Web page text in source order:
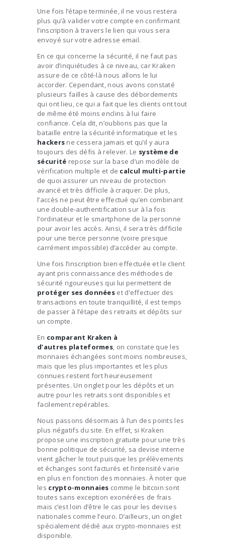
Une fois l’étape terminée, il ne vous restera
plus qu’à valider votre compte en confirmant
l’inscription à travers le lien qui vous sera
envoyé sur votre adresse email.
En ce qui concerne la sécurité, il ne faut pas
avoir d’inquiétudes à ce niveau, car Kraken
assure de ce côté-là nous allons le lui
accorder. Cependant, nous avons constaté
plusieurs failles à cause des débordements
qui ont lieu, ce qui a fait que les clients ont tout
de même été moins enclins à lui faire
confiance. Cela dit, n’oublions pas que la
bataille entre la sécurité informatique et les
hackers ne cessera jamais et qu’il y aura
toujours des défis à relever. Le système de
sécurité repose sur la base d’un modèle de
vérification multiple et de calcul multi-partie
de quoi assurer un niveau de protection
avancé et très difficile à craquer. De plus,
l’accès ne peut être effectué qu’en combinant
une double-authentification sur à la fois
l’ordinateur et le smartphone de la personne
pour avoir les accès. Ainsi, il sera très difficile
pour une tierce personne (voire presque
carrément impossible) d’accéder au compte.
Une fois l’inscription bien effectuée et le client
ayant pris connaissance des méthodes de
sécurité rigoureuses qui lui permettent de
protéger ses données et d’effectuer des
transactions en toute tranquillité, il est temps
de passer à l’étape des retraits et dépôts sur
un compte.
En comparant Kraken à
d’autres plateformes, on constate que les
monnaies échangées sont moins nombreuses,
mais que les plus importantes et les plus
connues restent fort heureusement
présentes. Un onglet pour les dépôts et un
autre pour les retraits sont disponibles et
facilement repérables.
Nous passons désormais à l’un des points les
plus négatifs du site. En effet, si Kraken
propose une inscription gratuite pour une très
bonne politique de sécurité, sa devise interne
vient gâcher le tout puisque les prélèvements
et échanges sont facturés et l’intensité varie
en plus en fonction des monnaies. À noter que
les crypto-monnaies comme le bitcoin sont
toutes sans exception exonérées de frais
mais c’est loin d’être le cas pour les devises
nationales comme l’euro. D’ailleurs, un onglet
spécialement dédié aux crypto-monnaies est
disponible.